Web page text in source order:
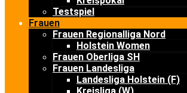
Testspiel
Frauen
Frauen Regionalliga Nord
Holstein Women
Frauen Oberliga SH
Frauen Landesliga
Landesliga Holstein (F)